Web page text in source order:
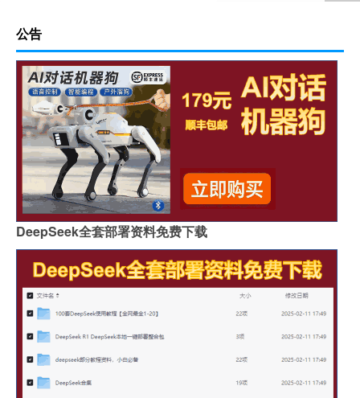
公告
DeepSeek全套部署资料免费下载